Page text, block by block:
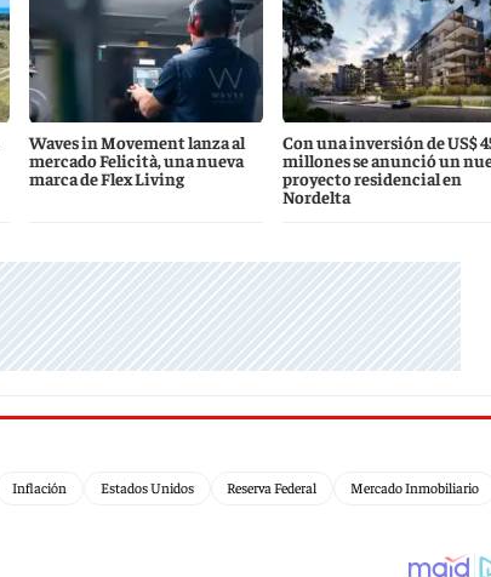
Waves in Movement lanza al
mercado Felicità, una nueva
marca de Flex Living
Con una inversión de US$
millones se anunció un
proyecto residencial en
Nordelta
Inflación Estados Unidos Reserva Federal Mercado Inmobiliario